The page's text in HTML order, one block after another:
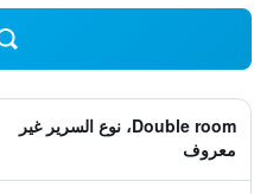
Double room، نوع السرير غير
معروف